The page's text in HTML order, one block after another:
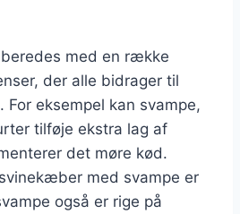
med en række
der alle bidrager til
For eksempel kan svampe,
tilføje ekstra lag af
det møre kød.
med svampe er
også er rige på